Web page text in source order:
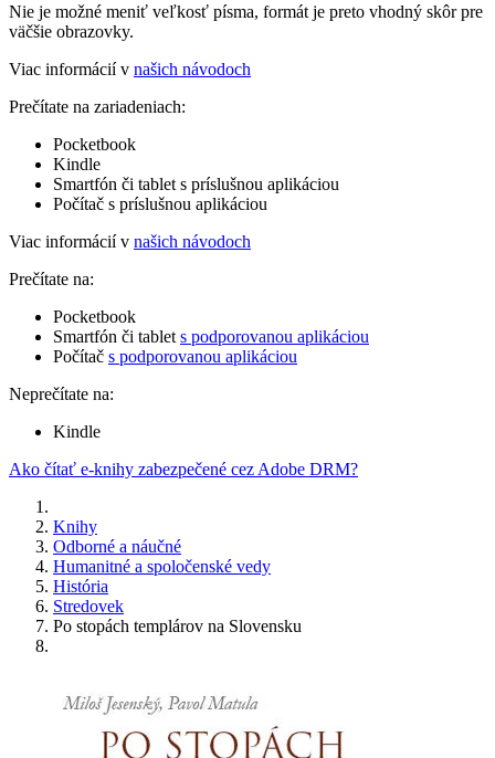
Nie je možné meniť veľkosť písma, formát je preto vhodný skôr pre
väčšie obrazovky.
Viac informácií v našich návodoch
Prečítate na zariadeniach:
Pocketbook
Kindle
Smartfón či tablet s príslušnou aplikáciou
Počítač s príslušnou aplikáciou
Viac informácií v našich návodoch
Prečítate na:
Pocketbook
Smartfón či tablet s podporovanou aplikáciou
Počítač s podporovanou aplikáciou
Neprečítate na:
Kindle
Ako čítať e-knihy zabezpečené cez Adobe DRM?
Knihy
Odborné a náučné
Humanitné a spoločenské vedy
História
Stredovek
Po stopách templárov na Slovensku